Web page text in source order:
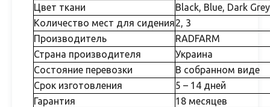
Цвет ткани
Black, Blue, Dark
Количество мест для сидения2, 3
Производитель
RADFARM
Страна производителя
Украина
Состояние перевозки
В собранном виде
Срок изготовления
5 – 14 дней
Гарантия
18 месяцев